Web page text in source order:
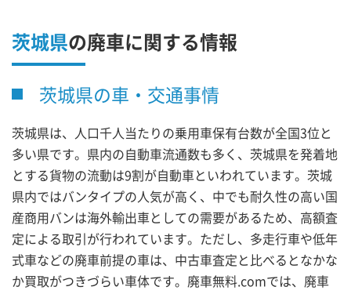
茨城県の廃車に関する情報
茨城県の車・交通事情
茨城県は、人口千人当たりの乗用車保有台数が全国3位と
多い県です。県内の自動車流通数も多く、茨城県を発着地
とする貨物の流動は9割が自動車といわれています。茨城
県内ではバンタイプの人気が高く、中でも耐久性の高い国
産商用バンは海外輸出車としての需要があるため、高額査
定による取引が行われています。ただし、多走行車や低年
式車などの廃車前提の車は、中古車査定と比べるとなかな
か買取がつきづらい車体です。廃車無料.comでは、廃車